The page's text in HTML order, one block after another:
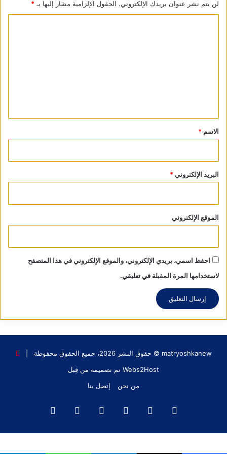
لن يتم نشر عنوان بريدك الإلكتروني. الحقول الإلزامية مشار إليها بـ *
*
الاسم *
البريد الإلكتروني*
الموقع الإلكتروني
احفظ اسمي، بريدي الإلكتروني، والموقع الإلكتروني في هذا المتصفح
لاستخدامها المرة المقبلة في تعليقي.
matryoshkanew © حقوق النشر 2026، جميع الحقوق محفوظة |
Webs2Host تم تصميمه من قِبل
من نحن
إتصل بنا
فيسبوك يوتيوب انستقرام‫TikTok